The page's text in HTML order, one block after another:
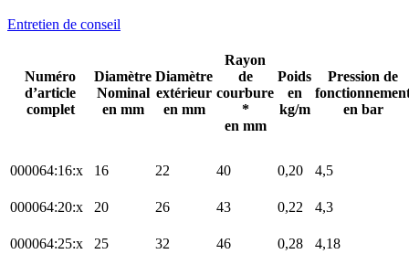
Entretien de conseil
Numéro
d’article
complet
Diamètre
Nominal
en mm
Diamètre
extérieur
en mm
Rayon
de
courbure
*
en mm
Poids
en
kg/m
Pression de
en bar
000064:16:x 16 22 40 0,20 4,5
000064:20:x 20 26 43 0,22 4,3
000064:25:x 25 32 46 0,28 4,18